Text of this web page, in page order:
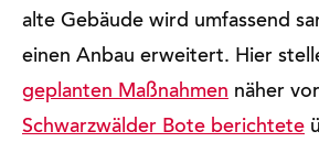
alte Gebäude wird umfassend
einen Anbau erweitert. Hier
geplanten Maßnahmen näher
Schwarzwälder Bote berichtete